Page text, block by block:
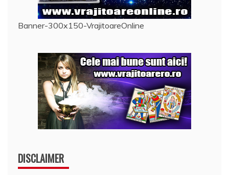
Banner-300x150-VrajitoareOnline
DISCLAIMER